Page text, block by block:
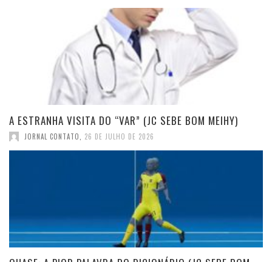
A ESTRANHA VISITA DO “VAR” (JC SEBE BOM MEIHY)
JORNAL CONTATO 26 DE JULHO DE 2026